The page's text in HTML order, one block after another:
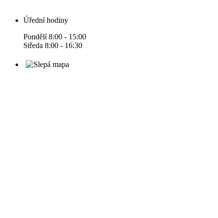
Úřední hodiny
Pondělí 8:00 - 15:00
Středa 8:00 - 16:30